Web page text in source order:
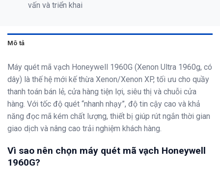
vấn và triển khai
Mô tả
Máy quét mã vạch Honeywell 1960G (Xenon Ultra 1960g, có
dây) là thế hệ mới kế thừa Xenon/Xenon XP, tối ưu cho quầy
thanh toán bán lẻ, cửa hàng tiện lợi, siêu thị và chuỗi cửa
hàng. Với tốc độ quét “nhanh nhạy”, độ tin cậy cao và khả
năng đọc mã kém chất lượng, thiết bị giúp rút ngắn thời gian
giao dịch và nâng cao trải nghiệm khách hàng.
Vì sao nên chọn máy quét mã vạch Honeywell
1960G?